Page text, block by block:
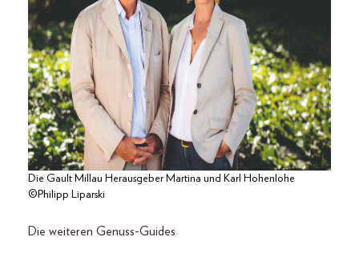
Die Gault Millau Herausgeber Martina und Karl Hohenlohe
©Philipp Liparski
Die weiteren Genuss-Guides